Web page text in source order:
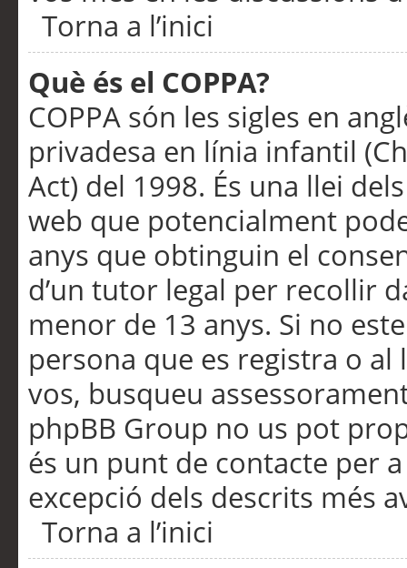
Torna a l’inici
Què és el COPPA?
COPPA són les sigles en
privadesa en línia infantil
Act) del 1998. És una llei
web que potencialment
anys que obtinguin el
d’un tutor legal per recollir
menor de 13 anys. Si no
persona que es registra o
vos, busqueu
phpBB Group no us pot
és un punt de contacte per
excepció dels descrits més
Torna a l’inici